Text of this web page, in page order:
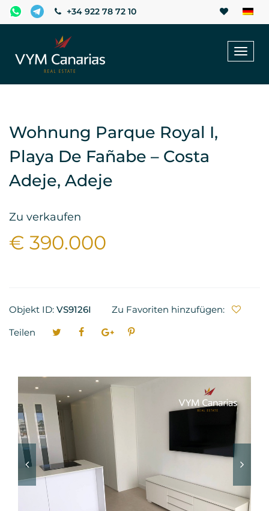
+34 922 78 72 10
Wohnung Parque Royal I,
Playa De Fañabe – Costa
Adeje, Adeje
Zu verkaufen
€ 390.000
Objekt ID: VS9126I
Zu Favoriten hinzufügen:
Teilen